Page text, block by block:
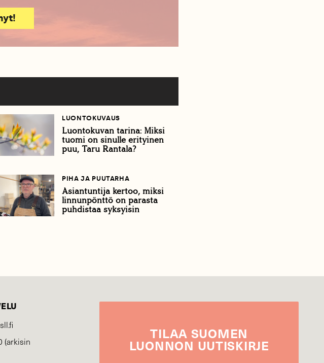
LUONTOKUVAUS
Luontokuvan tarina: Miksi
tuomi on sinulle erityinen
puu, Taru Rantala?
PIHA JA PUUTARHA
Asiantuntija kertoo, miksi
linnunpönttö on parasta
puhdistaa syksyisin
(arkisin
TILAA SUOMEN
LUONNON UUTIS­KIRJE